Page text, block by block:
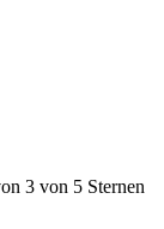
3 von 5 Sternen